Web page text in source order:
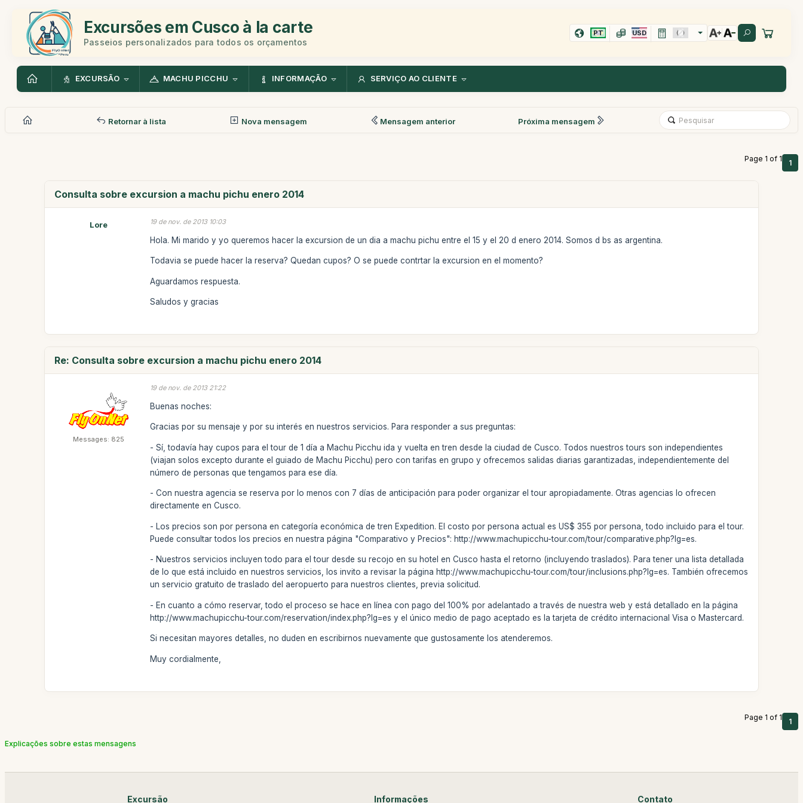
Excursões em Cusco à la carte
Passeios personalizados para todos os orçamentos
PT USD
EXCURSÃO MACHU PICCHU INFORMAÇÃO SERVIÇO AO CLIENTE
Retornar à lista Nova mensagem Mensagem anterior Próxima mensagem
Page 1 of 1 1
Consulta sobre excursion a machu pichu enero 2014
Lore 19 de nov. de 2013 10:03
Hola. Mi marido y yo queremos hacer la excursion de un dia a machu pichu entre el 15 y el 20 d enero 2014. Somos d bs as argentina.
Todavia se puede hacer la reserva? Quedan cupos? O se puede contrtar la excursion en el momento?
Aguardamos respuesta.
Saludos y gracias
Re: Consulta sobre excursion a machu pichu enero 2014
Messages: 825
19 de nov. de 2013 21:22
Buenas noches:
Gracias por su mensaje y por su interés en nuestros servicios. Para responder a sus preguntas:
- Sí, todavía hay cupos para el tour de 1 día a Machu Picchu ida y vuelta en tren desde la ciudad de Cusco. Todos nuestros tours son independientes
(viajan solos excepto durante el guiado de Machu Picchu) pero con tarifas en grupo y ofrecemos salidas diarias garantizadas, independientemente del
número de personas que tengamos para ese día.
- Con nuestra agencia se reserva por lo menos con 7 días de anticipación para poder organizar el tour apropiadamente. Otras agencias lo ofrecen
directamente en Cusco.
- Los precios son por persona en categoría económica de tren Expedition. El costo por persona actual es US$ 355 por persona, todo incluido para el tour.
Puede consultar todos los precios en nuestra página "Comparativo y Precios": http://www.machupicchu-tour.com/tour/comparative.php?lg=es.
- Nuestros servicios incluyen todo para el tour desde su recojo en su hotel en Cusco hasta el retorno (incluyendo traslados). Para tener una lista detallada
de lo que está incluido en nuestros servicios, los invito a revisar la página http://www.machupicchu-tour.com/tour/inclusions.php?lg=es. También ofrecemos
un servicio gratuito de traslado del aeropuerto para nuestros clientes, previa solicitud.
- En cuanto a cómo reservar, todo el proceso se hace en línea con pago del 100% por adelantado a través de nuestra web y está detallado en la página
http://www.machupicchu-tour.com/reservation/index.php?lg=es y el único medio de pago aceptado es la tarjeta de crédito internacional Visa o Mastercard.
Si necesitan mayores detalles, no duden en escribirnos nuevamente que gustosamente los atenderemos.
Muy cordialmente,
Page 1 of 1 1
Explicações sobre estas mensagens
Excursão Informações Contato